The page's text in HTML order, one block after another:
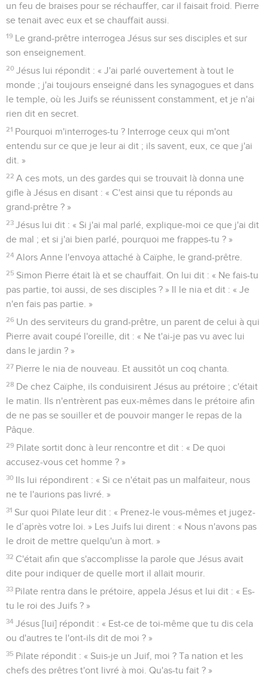
un feu de braises pour se réchauffer, car il faisait froid. Pierre
se tenait avec eux et se chauffait aussi.
19 Le grand-prêtre interrogea Jésus sur ses disciples et sur
son enseignement.
20 Jésus lui répondit : « J'ai parlé ouvertement à tout le
monde ; j'ai toujours enseigné dans les synagogues et dans
le temple, où les Juifs se réunissent constamment, et je n'ai
rien dit en secret.
21 Pourquoi m'interroges-tu ? Interroge ceux qui m'ont
entendu sur ce que je leur ai dit ; ils savent, eux, ce que j'ai
dit. »
22 A ces mots, un des gardes qui se trouvait là donna une
gifle à Jésus en disant : « C'est ainsi que tu réponds au
grand-prêtre ? »
23 Jésus lui dit : « Si j'ai mal parlé, explique-moi ce que j'ai dit
de mal ; et si j'ai bien parlé, pourquoi me frappes-tu ? »
24 Alors Anne l'envoya attaché à Caïphe, le grand-prêtre.
25 Simon Pierre était là et se chauffait. On lui dit : « Ne fais-tu
pas partie, toi aussi, de ses disciples ? » Il le nia et dit : « Je
n'en fais pas partie. »
26 Un des serviteurs du grand-prêtre, un parent de celui à qui
Pierre avait coupé l'oreille, dit : « Ne t'ai-je pas vu avec lui
dans le jardin ? »
27 Pierre le nia de nouveau. Et aussitôt un coq chanta.
28 De chez Caïphe, ils conduisirent Jésus au prétoire ; c'était
le matin. Ils n'entrèrent pas eux-mêmes dans le prétoire afin
de ne pas se souiller et de pouvoir manger le repas de la
Pâque.
29 Pilate sortit donc à leur rencontre et dit : « De quoi
accusez-vous cet homme ? »
30 Ils lui répondirent : « Si ce n'était pas un malfaiteur, nous
ne te l'aurions pas livré. »
31 Sur quoi Pilate leur dit : « Prenez-le vous-mêmes et jugez-
le d’après votre loi. » Les Juifs lui dirent : « Nous n'avons pas
le droit de mettre quelqu'un à mort. »
32 C'était afin que s'accomplisse la parole que Jésus avait
dite pour indiquer de quelle mort il allait mourir.
33 Pilate rentra dans le prétoire, appela Jésus et lui dit : « Es-
tu le roi des Juifs ? »
34 Jésus [lui] répondit : « Est-ce de toi-même que tu dis cela
ou d'autres te l'ont-ils dit de moi ? »
35 Pilate répondit : « Suis-je un Juif, moi ? Ta nation et les
chefs des prêtres t'ont livré à moi. Qu'as-tu fait ? »